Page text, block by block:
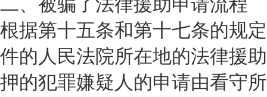
根据第十五条和第十七条的规
件的人民法院所在地的法律援
押的犯罪嫌疑人的申请由看守